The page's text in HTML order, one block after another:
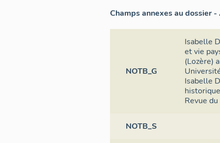
Champs annexes au dossier
NOTB_G
Isabelle
et vie
(Lozère)
Isabelle
Revue
NOTB_S